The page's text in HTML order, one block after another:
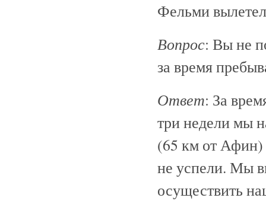
Фельми
Вопрос: Вы не
за время
Ответ: За
три недели мы
(65 км от Афин)
не успели. Мы
осуществить